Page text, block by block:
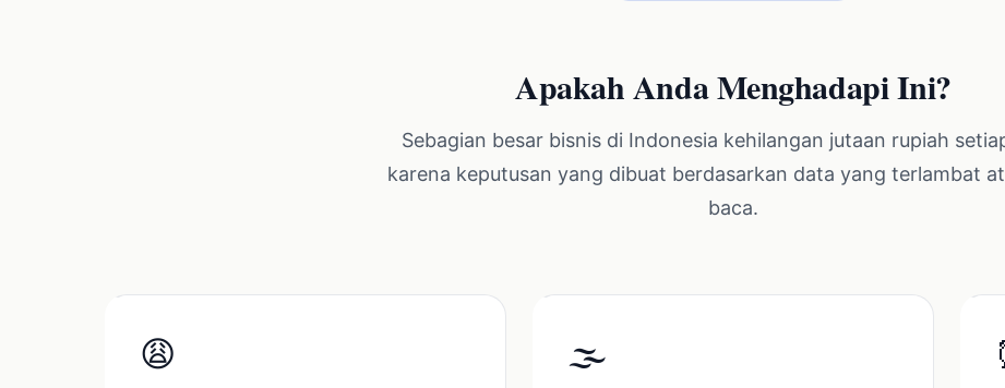
Apakah Anda Menghadapi Ini?
Sebagian besar bisnis di Indonesia kehilangan jutaan rupiah
karena keputusan yang dibuat berdasarkan data yang terlambat
baca.
😩 🌫️